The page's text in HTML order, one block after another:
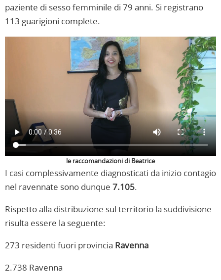
paziente di sesso femminile di 79 anni. Si registrano
113 guarigioni complete.
le raccomandazioni di Beatrice
I casi complessivamente diagnosticati da inizio contagio
nel ravennate sono dunque 7.105.
Rispetto alla distribuzione sul territorio la suddivisione
risulta essere la seguente:
273 residenti fuori provincia Ravenna
2.738 Ravenna